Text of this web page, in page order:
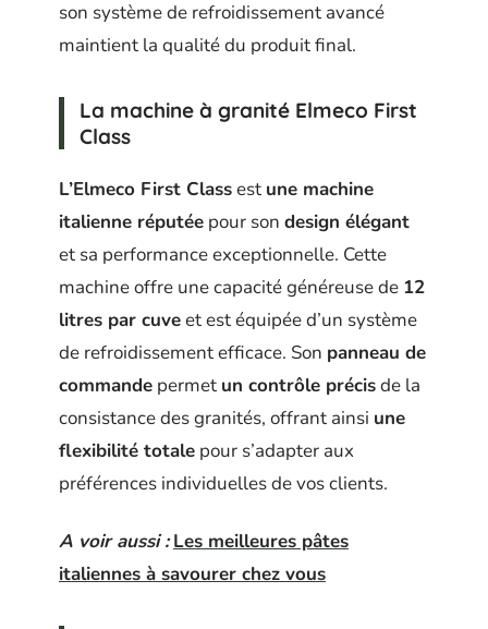
son système de refroidissement avancé
maintient la qualité du produit final.
La machine à granité Elmeco First
Class
L’Elmeco First Classest une machine
italienne réputée pour son design élégant
et sa performance exceptionnelle. Cette
machine offre une capacité généreuse de 12
litres par cuveet est équipée d’un système
de refroidissement efficace. Son panneau de
commande permet un contrôle précisde la
consistance des granités, offrant ainsi une
flexibilité totale pour s’adapter aux
préférences individuelles de vos clients.
A voir aussi : Les meilleures pâtes
italiennes à savourer chez vous